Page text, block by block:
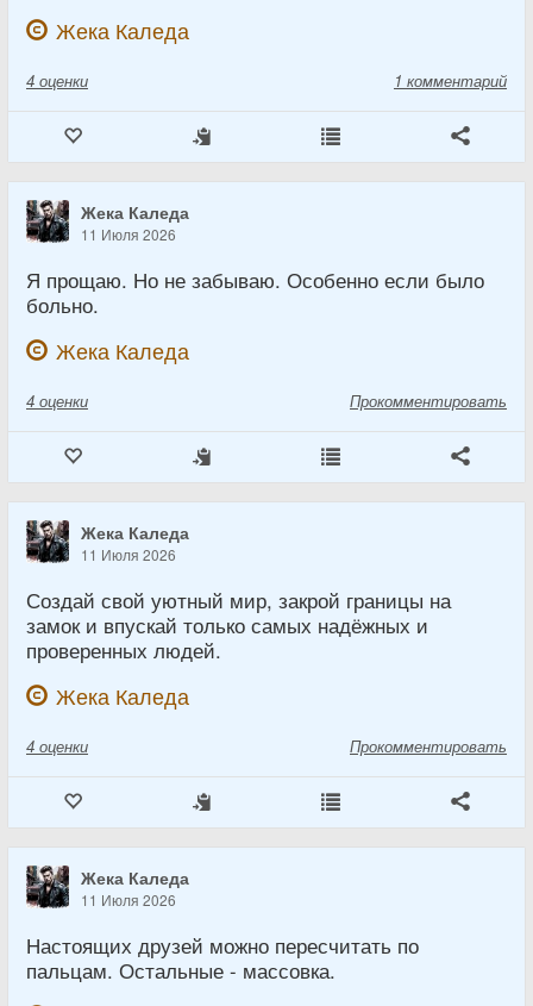
Жека Каледа
4 оценки 1 комментарий
Жека Каледа
11 Июля 2026
Я прощаю. Но не забываю. Особенно если было
больно.
Жека Каледа
4 оценки Прокомментировать
Жека Каледа
11 Июля 2026
Создай свой уютный мир, закрой границы на
замок и впускай только самых надёжных и
проверенных людей.
Жека Каледа
4 оценки Прокомментировать
Жека Каледа
11 Июля 2026
Настоящих друзей можно пересчитать по
пальцам. Остальные - массовка.